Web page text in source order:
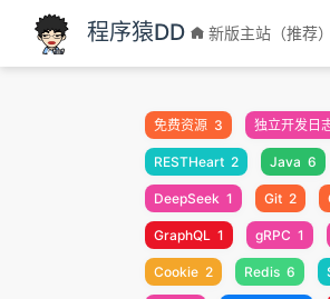
跳至主要內容
程序猿DD 新版主站（推荐）
免费资源 3 独立开发日
RESTHeart 2 Java 6
DeepSeek 1 Git 2
GraphQL 1 gRPC 1
Cookie 2 Redis 6